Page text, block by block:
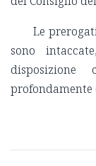
Le
sono
profondamente